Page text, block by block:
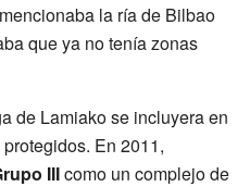
la ría de Bilbao
que ya no tenía zonas
de Lamiako se incluyera en
En 2011,
IIIcomo un complejo de